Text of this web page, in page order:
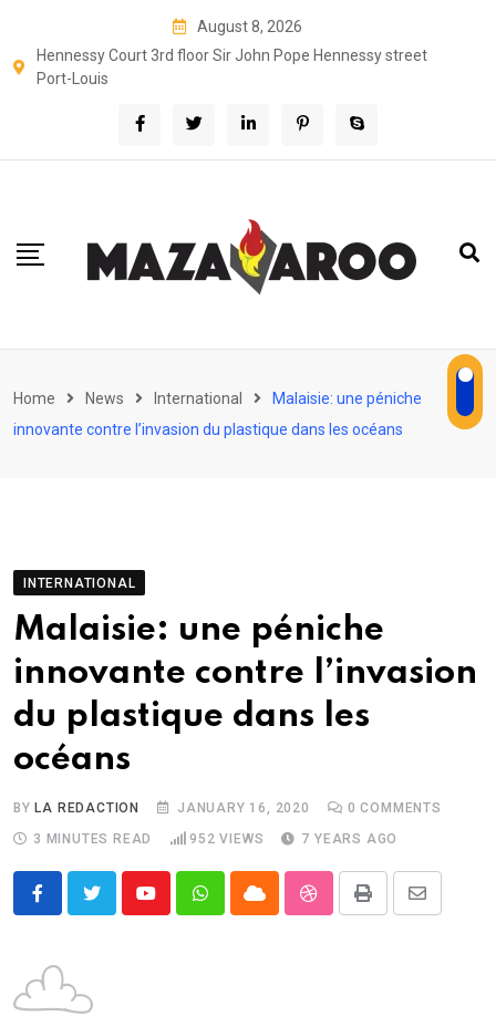
content
August 8, 2026
Hennessy Court 3rd floor Sir John Pope Hennessy street
Port-Louis
Home News International
Malaisie: une péniche
innovante contre l’invasion du plastique dans les océans
INTERNATIONAL
Malaisie: une péniche
innovante contre l’invasion
du plastique dans les
océans
BYLA REDACTION JANUARY 16, 2020 0 COMMENTS
3 MINUTES READ
952 VIEWS 7 YEARS AGO
YoutubeWhatsappCloud StumbleUpon
Print
Share